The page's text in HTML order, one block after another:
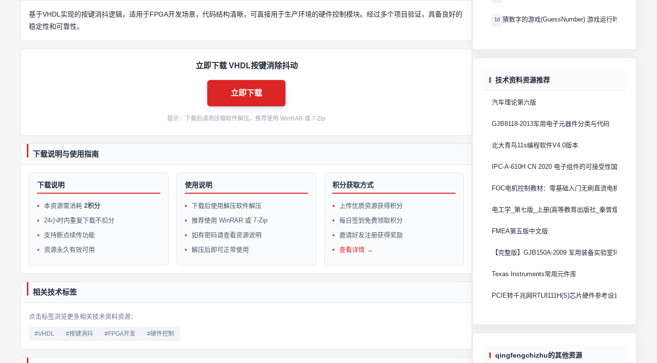
基于VHDL实现的按键消抖逻辑，适用于FPGA开发场景，代码结构清晰，可直接用于生产环境的硬件控制模块。经过多个项目验证，具备良好的
稳定性和可靠性。
立即下载 VHDL按键消除抖动
立即下载
提示：下载后请用压缩软件解压，推荐使用 WinRAR 或 7-Zip
下载说明与使用指南
下载说明
本资源需消耗 2积分
24小时内重复下载不扣分
支持断点续传功能
资源永久有效可用
使用说明
下载后使用解压软件解压
推荐使用 WinRAR 或 7-Zip
如有密码请查看资源说明
解压后即可正常使用
积分获取方式
上传优质资源获得积分
每日签到免费领取积分
邀请好友注册获得奖励
查看详情 →
相关技术标签
点击标签浏览更多相关技术资料资源：
#VHDL #按键消抖 #FPGA开发 #硬件控制
10 猜数字的游戏(GuessNumber) 游戏运行时产生一个0－
技术资料资源推荐
汽车理论第六版
GJB8118-2013军用电子元器件分类与代码
北大青鸟11s编程软件V4.0版本
IPC-A-610H CN 2020 电子组件的可接受性国际验收标准
FOC电机控制教材：零基础入门无刷直流电机矢量控制技
电工学_第七版_上册(高等教育出版社_秦曾煌版)
FMEA第五版中文版
【完整版】GJB150A-2009 军用装备实验室环境试验方法
Texas Instruments常用元件库
PCIE转千兆网RTL8111H(S)芯片硬件参考设计 Cadence原
qingfengchizhu的其他资源